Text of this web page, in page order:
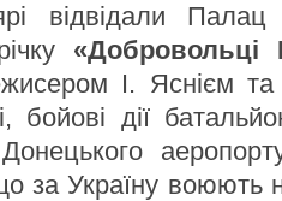
відвідали Палац
«Добровольці
І. Яснієм
бойові дії
за Україну воюють